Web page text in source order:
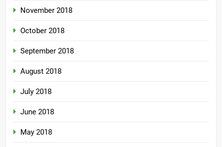
November 2018
October 2018
September 2018
August 2018
July 2018
June 2018
May 2018